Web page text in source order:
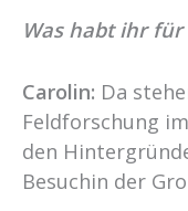
Was habt ihr für
Carolin: Da
Feldforschung
den
Besuchin der